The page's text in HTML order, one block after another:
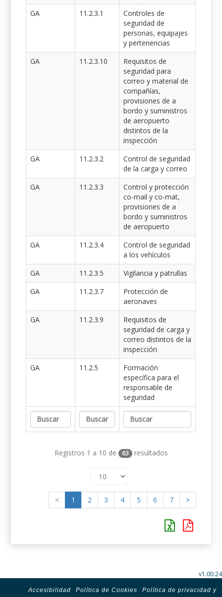
GA
11.2.3.1
Controles de
seguridad de
personas, equipajes
y pertenencias
GA
11.2.3.10
Requisitos de
seguridad para
correo y material de
compañías,
provisiones de a
bordo y suministros
de aeropuerto
distintos de la
inspección
GA
11.2.3.2
Control de seguridad
de la carga y correo
GA
11.2.3.3
Control y protección
co-mail y co-mat,
provisiones de a
bordo y suministros
de aeropuerto
GA
11.2.3.4
Control de seguridad
a los vehículos
GA
11.2.3.5
Vigilancia y patrullas
GA
11.2.3.7
Protección de
aeronaves
GA
11.2.3.9
Requisitos de
seguridad de carga y
correo distintos de la
inspección
GA
11.2.5
Formación
específica para el
responsable de
seguridad
Registros 1 a 10 de 63 resultados
< 1 2 3 4 5 6 7 >
v1.00.24
Accesibilidad Política de Cookies
Política de privacidad y